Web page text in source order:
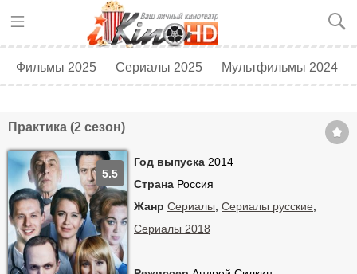
Фильмы 2025 Сериалы 2025 Мультфильмы 2024
Практика (2 сезон)
Год выпуска 2014
Страна Россия
Жанр Сериалы Сериалы русские
Сериалы 2018
5.5